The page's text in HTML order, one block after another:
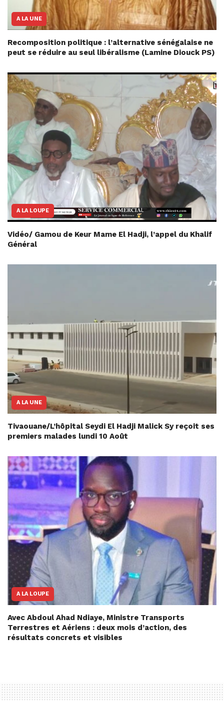
A LA UNE
Recomposition politique : l’alternative sénégalaise ne
peut se réduire au seul libéralisme (Lamine Diouck PS)
A LA LOUPE
Vidéo/ Gamou de Keur Mame El Hadji, l’appel du Khalif
Général
A LA UNE
Tivaouane/L’hôpital Seydi El Hadji Malick Sy reçoit ses
premiers malades lundi 10 Août
A LA LOUPE
Avec Abdoul Ahad Ndiaye, Ministre Transports
Terrestres et Aériens : deux mois d’action, des
résultats concrets et visibles